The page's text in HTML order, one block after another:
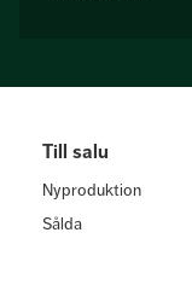
Till salu
Nyproduktion
Sålda